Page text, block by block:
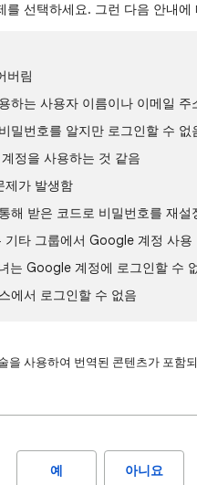
를 선택하세요. 그런 다음 안내
버림
하는 사용자 이름이나 이메일 주
밀번호를 알지만 로그인할 수 없
정을 사용하는 것 같음
제가 발생함
해 받은 코드로 비밀번호를 재설
기타 그룹에서 Google 계정 사용
는 Google 계정에 로그인할 수
에서 로그인할 수 없음
을 사용하여 번역된 콘텐츠가 포함
예 아니요